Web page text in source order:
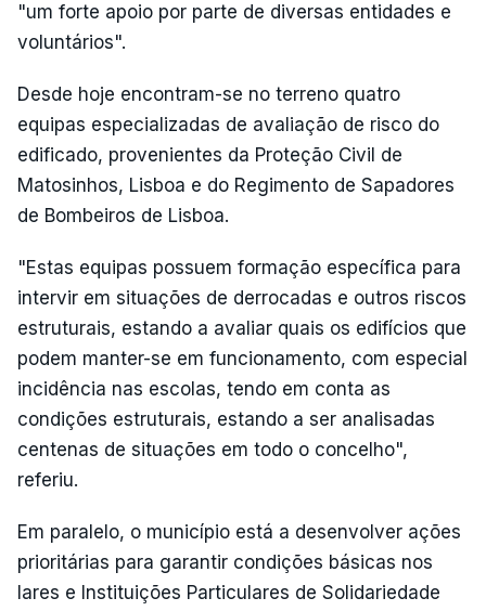
"um forte apoio por parte de diversas entidades e
voluntários".
Desde hoje encontram-se no terreno quatro
equipas especializadas de avaliação de risco do
edificado, provenientes da Proteção Civil de
Matosinhos, Lisboa e do Regimento de Sapadores
de Bombeiros de Lisboa.
"Estas equipas possuem formação específica para
intervir em situações de derrocadas e outros riscos
estruturais, estando a avaliar quais os edifícios que
podem manter-se em funcionamento, com especial
incidência nas escolas, tendo em conta as
condições estruturais, estando a ser analisadas
centenas de situações em todo o concelho",
referiu.
Em paralelo, o município está a desenvolver ações
prioritárias para garantir condições básicas nos
lares e Instituições Particulares de Solidariedade